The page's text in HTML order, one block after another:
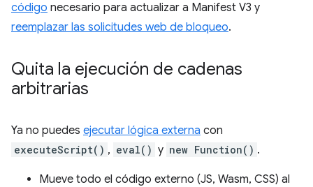
código necesario para actualizar a Manifest V3 y
reemplazar las solicitudes web de bloqueo.
Quita la ejecución de cadenas
arbitrarias
Ya no puedes ejecutar lógica externa con
executeScript() , eval() y new Function() .
Mueve todo el código externo (JS, Wasm, CSS) al